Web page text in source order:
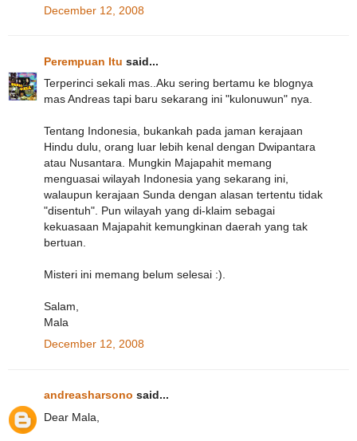
December 12, 2008
Perempuan Itu said...
Terperinci sekali mas..Aku sering bertamu ke blognya
mas Andreas tapi baru sekarang ini "kulonuwun" nya.
Tentang Indonesia, bukankah pada jaman kerajaan
Hindu dulu, orang luar lebih kenal dengan Dwipantara
atau Nusantara. Mungkin Majapahit memang
menguasai wilayah Indonesia yang sekarang ini,
walaupun kerajaan Sunda dengan alasan tertentu tidak
"disentuh". Pun wilayah yang di-klaim sebagai
kekuasaan Majapahit kemungkinan daerah yang tak
bertuan.
Misteri ini memang belum selesai :).
Salam,
Mala
December 12, 2008
andreasharsono said...
Dear Mala,